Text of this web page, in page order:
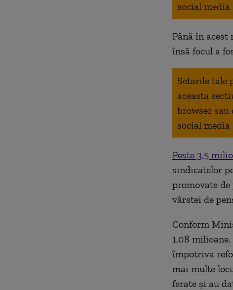
social media
Până în acest
însă focul a
Setarile tale
aceasta
browser sau
social media
Peste 3,5
sindicatelor
promovate de
vârstei de
Conform
1,08
împotriva
mai multe
ferate și au